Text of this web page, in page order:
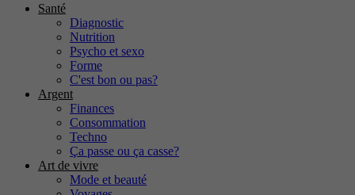
Santé
Diagnostic
Nutrition
Psycho et sexo
Forme
C'est bon ou pas?
Argent
Finances
Consommation
Techno
Ça passe ou ça casse?
Art de vivre
Mode et beauté